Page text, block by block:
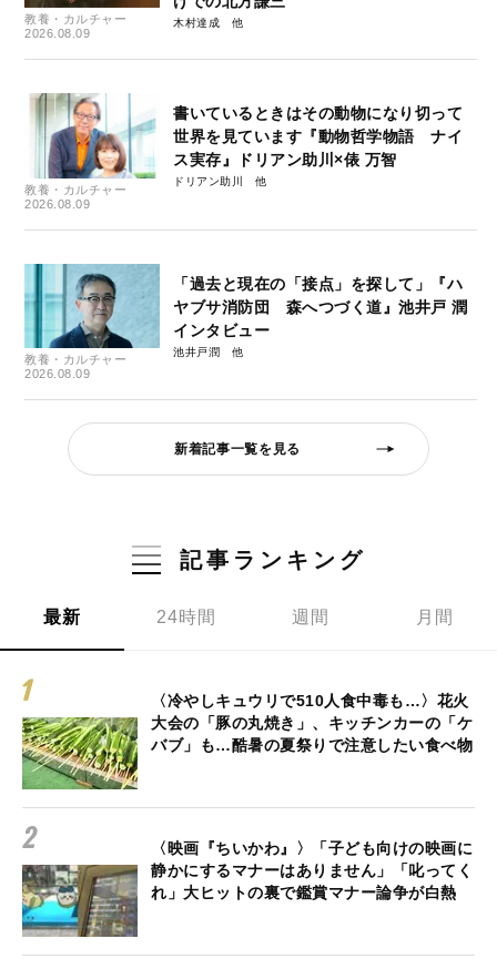
教養・カルチャー
2026.08.09
木村達成
教養・カルチャー
2026.08.09
書いているときはその動物になり切って
世界を見ています『動物哲学物語 ナイ
ス実存』ドリアン助川×俵 万智
ドリアン助川
教養・カルチャー
2026.08.09
「過去と現在の「接点」を探して」『ハ
ヤブサ消防団 森へつづく道』池井戸 潤
インタビュー
池井戸潤
新着記事一覧を見る
記事ランキング
最新 24時間 週間 月間
〈冷やしキュウリで510人食中毒も…〉花火
大会の「豚の丸焼き」、キッチンカーの「ケ
バブ」も…酷暑の夏祭りで注意したい食べ物
〈映画『ちいかわ』〉「子ども向けの映画に
静かにするマナーはありません」「叱ってく
れ」大ヒットの裏で鑑賞マナー論争が白熱